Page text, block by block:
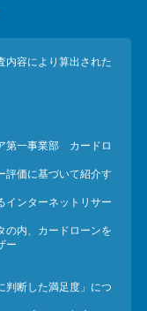
内容により算出された
第一事業部 カードロ
評価に基づいて紹介す
インターネットリサー
の内、カードローンを
ー
判断した満足度」につ